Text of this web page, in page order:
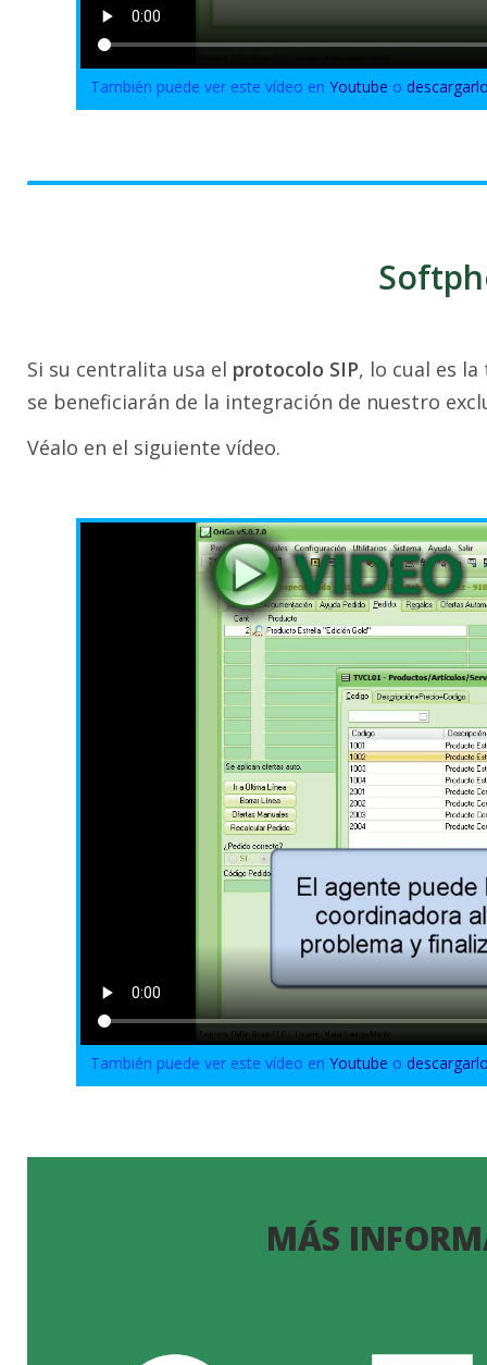
También puede ver este vídeo enYoutube o
Si su centralita usa el protocolo SIP, lo cual es
se beneficiarán de la integración de nuestro
Véalo en el siguiente vídeo.
También puede ver este vídeo enYoutube o
MÁS